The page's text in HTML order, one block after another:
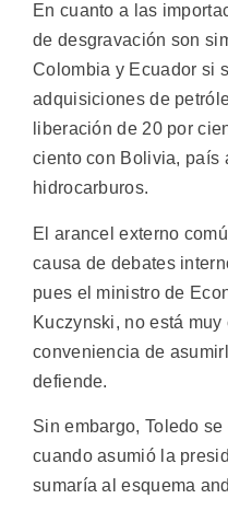
En cuanto a las
de desgravación son
Colombia y Ecuador si
adquisiciones de
liberación de 20 por
ciento con Bolivia, país
hidrocarburos.
El arancel externo
causa de debates
pues el ministro de
Kuczynski, no está
conveniencia de
defiende.
Sin embargo, Toledo
cuando asumió la
sumaría al esquema